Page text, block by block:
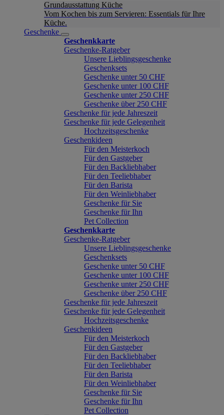
Grundausstattung Küche
Vom Kochen bis zum Servieren: Essentials für Ihre
Küche.
Geschenke
Geschenkkarte
Geschenke-Ratgeber
Unsere Lieblingsgeschenke
Geschenksets
Geschenke unter 50 CHF
Geschenke unter 100 CHF
Geschenke unter 250 CHF
Geschenke über 250 CHF
Geschenke für jede Jahreszeit
Geschenke für jede Gelegenheit
Hochzeitsgeschenke
Geschenkideen
Für den Meisterkoch
Für den Gastgeber
Für den Backliebhaber
Für den Teeliebhaber
Für den Barista
Für den Weinliebhaber
Geschenke für Sie
Geschenke für Ihn
Pet Collection
Geschenkkarte
Geschenke-Ratgeber
Unsere Lieblingsgeschenke
Geschenksets
Geschenke unter 50 CHF
Geschenke unter 100 CHF
Geschenke unter 250 CHF
Geschenke über 250 CHF
Geschenke für jede Jahreszeit
Geschenke für jede Gelegenheit
Hochzeitsgeschenke
Geschenkideen
Für den Meisterkoch
Für den Gastgeber
Für den Backliebhaber
Für den Teeliebhaber
Für den Barista
Für den Weinliebhaber
Geschenke für Sie
Geschenke für Ihn
Pet Collection